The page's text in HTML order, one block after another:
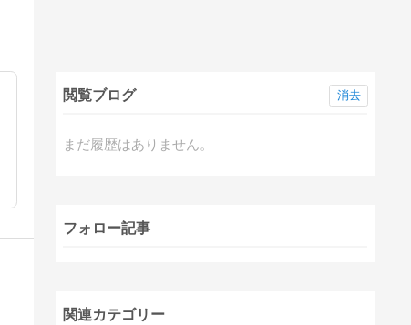
閲覧ブログ
まだ履歴はありません。
消去
フォロー記事
関連カテゴリー